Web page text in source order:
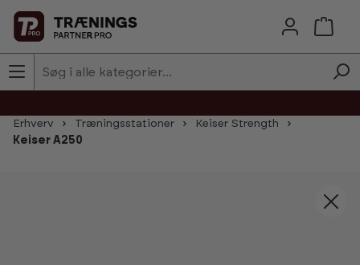
Skip to main content
Erhverv Træningsstationer
Keiser Strength
Keiser A250